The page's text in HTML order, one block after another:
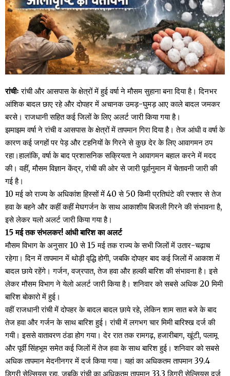
रांचीः रांची और आसपास के क्षेत्रों में हुई वर्षा ने मौसम सुहाना बना दिया है। दिनभर
आंशिक बादल छाए रहे और दोपहर में अचानक उमड़-घुमड़ आए काले बादल जमकर
बरसे। राजधानी सहित कई जिलों के लिए अलर्ट जारी किया गया है।
झमाझम वर्षा ने रांची व आसपास के क्षेत्रों में तापमान गिरा दिया है। तेज आंधी व वर्षा के
कारण कई जगहों पर पेड़ और टहनियों के गिरने से कुछ देर के लिए आवागमन ठप
रहा।हालांकि, वर्षा के बाद प्रशासनिक सक्रियता ने आवागमन बहाल करने में मदद
की। वहीं, मौसम विज्ञान केंद्र, रांची की ओर से जारी पूर्वानुमान में चेतावनी जारी की
गई है।
10 मई को राज्य के अधिकांश हिस्सों में 40 से 50 किमी प्रतिघंटे की रफ्तार से तेज
हवा के बहने और कहीं कहीं मेघगर्जन के साथ आकाशीय बिजली गिरने की संभावना है,
इसे लेकर यलो अलर्ट जारी किया गया है।
15 मई तक संभलकर! आंधी बारिश का अलर्ट
मौसम विभाग के अनुसार 10 से 15 मई तक राज्य के सभी जिलों में उतार-चढ़ाच
रहेगा। दिन में तापमान में थोड़ी वृद्धि होगी, जबकि दोपहर बाद कई जिलों में आकाश में
बादल छाये रहेंगे। गर्जन, वज्रपात, तेज हवा और हल्की बारिश की संभावना है। इसे
लेकर मौसम विभाग ने येलो अलर्ट जारी किया है। शनिवार को सबसे अधिक 20 मिमी
बारिश बोकारो में हुई।
वहीं राजधानी रांची में दोपहर के बादल बादल छाये रहे, लेकिन शाम सात बजे के बाद
तेज हवा और गर्जन के साथ बारिश हुई। रांची में लगभग चार मिमी बारिश्ख दर्ज की
गयी। इससे वातावरण ठंडा होग गया। देर रात तक रामगढ़, हजारीबाग, खूंटी, पलामू
और पूर्वी सिंहभूम समेत कई जिलों में तेज हवा के साथ बारिश हुई। शनिवार को सबसे
अधिक तापमान मेदनीनगर में दर्ज किया गया। यहां का अधिकतम तापमान 39.4
डिग्री सेल्सियस रहा, जबकि रांची का अधिकतम तापमान 33.3 डिग्री सेल्सियस दर्ज